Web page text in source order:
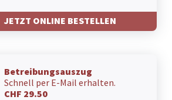
JETZT ONLINE BESTELLEN
Betreibungsauszug
Schnell per E-Mail erhalten.
CHF 29.50